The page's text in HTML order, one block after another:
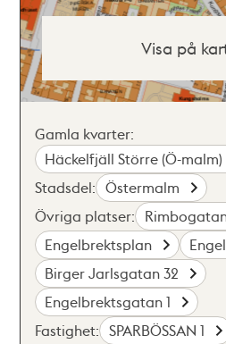
Visa på
Gamla kvarter:
Häckelfjäll Större (Ö-
Stadsdel: Östermalm
Övriga platser:
Engelbrektsplan
Birger Jarlsgatan 32
Engelbrektsgatan 1
Fastighet: SPARBÖSSAN 1